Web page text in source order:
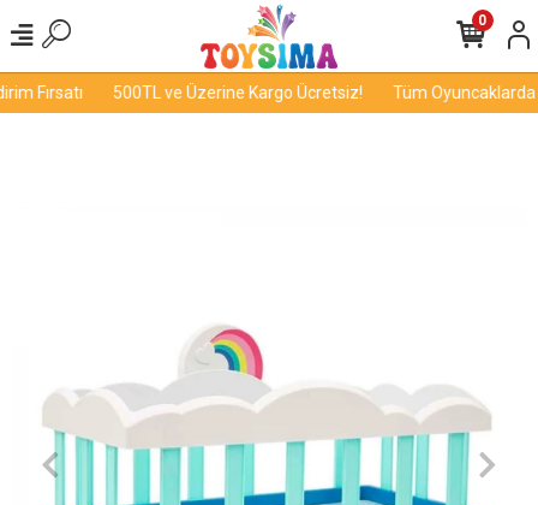
Fırsatı 500TL ve Üzerine Kargo Ücretsiz! Tüm Oyuncaklarda
0